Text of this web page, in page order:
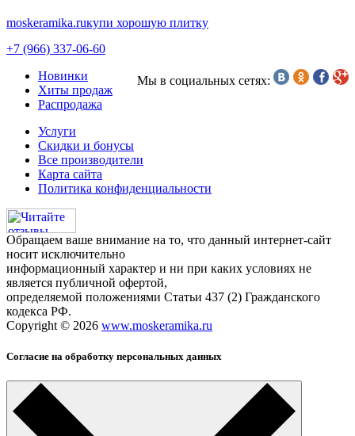
moskeramika.ruкупи хорошую плитку
+7 (966) 337-06-60
Мы в социальных сетях:
Новинки
Хиты продаж
Распродажа
Услуги
Скидки и бонусы
Все производители
Карта сайта
Политика конфиденциальности
Обращаем ваше внимание на то, что данный интернет-сайт
носит исключительно
информационный характер и ни при каких условиях не
является публичной офертой,
определяемой положениями Статьи 437 (2) Гражданского
кодекса РФ.
Copyright © 2026 www.moskeramika.ru
Согласие на обработку персональных данных